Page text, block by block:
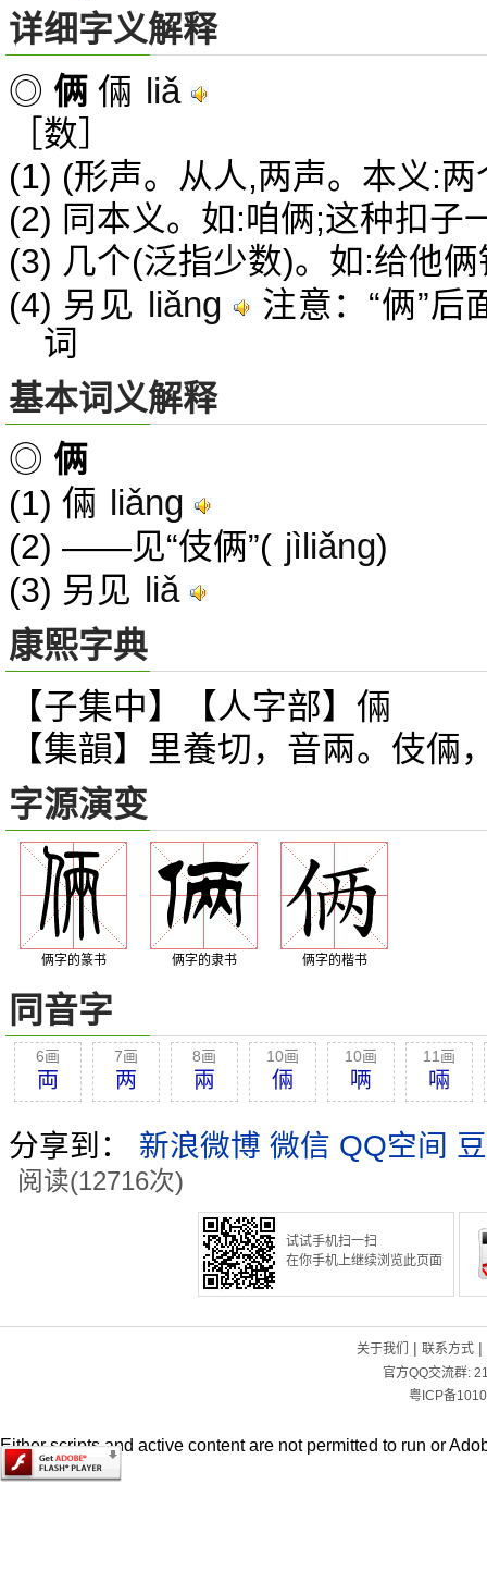
详细字义解释
◎ 俩 倆 liǎ
［数］
(1) (形声。从人,两声。本义:两
(2) 同本义。如:咱俩;这种扣子
(3) 几个(泛指少数)。如:给他俩
(4) 另见 liǎng
注意：“俩”后
词
基本词义解释
◎ 俩
(1) 倆 liǎng
(2) ——见“伎俩”( jìliǎng)
(3) 另见 liǎ
康熙字典
【子集中】【人字部】倆
【集韻】里養切，音兩。伎倆
字源演变
俩字的篆书 俩字的隶书 俩字的楷书
同音字
6画
両
7画
两
8画
兩
10画
倆
10画
唡
11画
啢
分享到： 新浪微博 微信 QQ空间
阅读(12716次)
试试手机扫一扫
在你手机上继续浏览此页面
关于我们 | 联系方式|
官方QQ交流群:
粤ICP备
Either scripts and active content are not permitted to run or